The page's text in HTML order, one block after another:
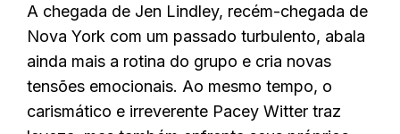
A chegada de Jen Lindley, recém-chegada de
Nova York com um passado turbulento, abala
ainda mais a rotina do grupo e cria novas
tensões emocionais. Ao mesmo tempo, o
carismático e irreverente Pacey Witter traz